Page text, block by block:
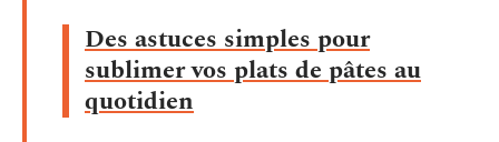
Des astuces simples pour
sublimer vos plats de pâtes au
quotidien